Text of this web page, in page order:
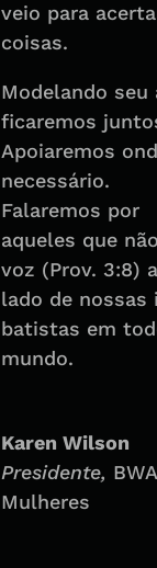
veio para
coisas.
Modelando seu
ficaremos
Apoiaremos
necessário.
Falaremos por
aqueles que
voz (Prov. 3:8)
lado de nossas
batistas em
mundo.
Karen Wilson
Presidente, BWA
Mulheres